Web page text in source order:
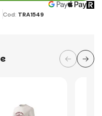
Cod: TRA1549